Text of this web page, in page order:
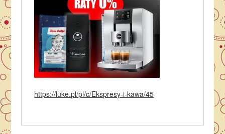
https://luke.pl/pl/c/Ekspresy-i-kawa/45